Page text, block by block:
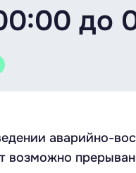
до
аварийно-
возможно